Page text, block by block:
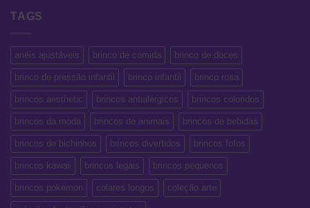
TAGS
anéis ajustáveis brinco de comida brinco de doces
brinco de pressão infantil brinco infantil brinco rosa
brincos aesthetic brincos antialérgicos brincos coloridos
brincos da moda brincos de animais brincos de bebidas
brincos de bichinhos brincos divertidos brincos fofos
brincos kawaii brincos legais brincos pequenos
brincos pokemon colares longos coleção arte